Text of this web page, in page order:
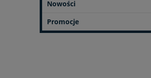
Nowości
Promocje